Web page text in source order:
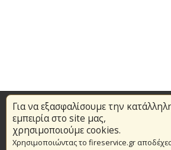
Για να εξασφαλίσουμε την
εμπειρία στο site μας,
χρησιμοποιούμε cookies.
Χρησιμοποιώντας το fireservice.gr
Επικαιρότητα
Το Πυροσβεστικό Σώμα